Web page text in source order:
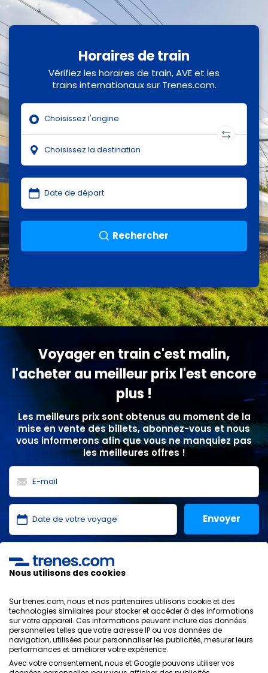
Horaires de train
Vérifiez les horaires de train, AVE et les
trains internationaux sur Trenes.com.
Rechercher
Voyager en train c'est malin,
l'acheter au meilleur prix l'est encore
plus !
Les meilleurs prix sont obtenus au moment de la
mise en vente des billets, abonnez-vous et nous
vous informerons afin que vous ne manquiez pas
les meilleures offres !
J'ai lu et j'accepte les
protection des données,
Politique de confidentialité
Conditions générales
Politique des Cookies
Nous utilisons des cookies
Sur trenes.com, nous et nos partenaires utilisons cookie et des
technologies similaires pour stocker et accéder à des informations
sur votre appareil. Ces informations peuvent inclure des données
personnelles telles que votre adresse IP ou vos données de
navigation, utilisées pour personnaliser les publicités, mesurer leurs
performances et améliorer votre expérience.
Avec votre consentement, nous et Google pouvons utiliser vos